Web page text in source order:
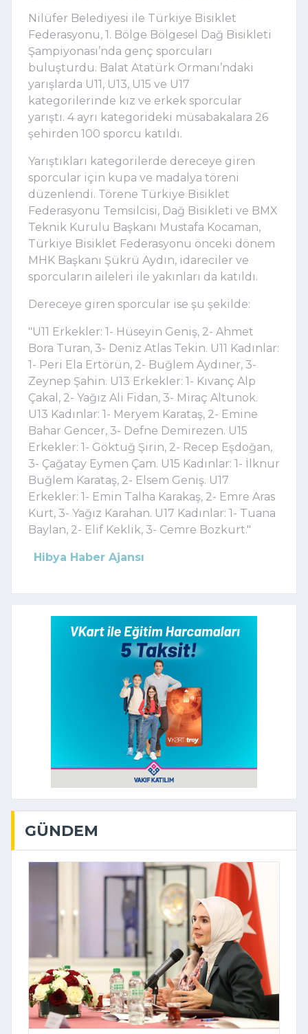
Nilüfer Belediyesi ile Türkiye Bisiklet
Federasyonu, 1. Bölge Bölgesel Dağ Bisikleti
Şampiyonası’nda genç sporcuları
buluşturdu. Balat Atatürk Ormanı’ndaki
yarışlarda U11, U13, U15 ve U17
kategorilerinde kız ve erkek sporcular
yarıştı. 4 ayrı kategorideki müsabakalara 26
şehirden 100 sporcu katıldı.
Yarıştıkları kategorilerde dereceye giren
sporcular için kupa ve madalya töreni
düzenlendi. Törene Türkiye Bisiklet
Federasyonu Temsilcisi, Dağ Bisikleti ve BMX
Teknik Kurulu Başkanı Mustafa Kocaman,
Türkiye Bisiklet Federasyonu önceki dönem
MHK Başkanı Şükrü Aydın, idareciler ve
sporcuların aileleri ile yakınları da katıldı.
Dereceye giren sporcular ise şu şekilde:
"U11 Erkekler: 1- Hüseyin Geniş, 2- Ahmet
Bora Turan, 3- Deniz Atlas Tekin. U11 Kadınlar:
1- Peri Ela Ertörün, 2- Buğlem Aydıner, 3-
Zeynep Şahin. U13 Erkekler: 1- Kıvanç Alp
Çakal, 2- Yağız Ali Fidan, 3- Miraç Altunok.
U13 Kadınlar: 1- Meryem Karataş, 2- Emine
Bahar Gencer, 3- Defne Demirezen. U15
Erkekler: 1- Göktuğ Şirin, 2- Recep Eşdoğan,
3- Çağatay Eymen Çam. U15 Kadınlar: 1- İlknur
Buğlem Karataş, 2- Elsem Geniş. U17
Erkekler: 1- Emin Talha Karakaş, 2- Emre Aras
Kurt, 3- Yağız Karahan. U17 Kadınlar: 1- Tuana
Baylan, 2- Elif Keklik, 3- Cemre Bozkurt."
Hibya Haber Ajansı
GÜNDEM